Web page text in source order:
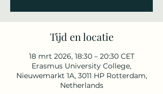
Tijd en locatie
18 mrt 2026, 18:30 – 20:30 CET
Erasmus University College,
Nieuwemarkt 1A, 3011 HP Rotterdam,
Netherlands